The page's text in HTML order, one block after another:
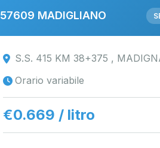
57609 MADIGLIANO
S.S. 415 KM 38+375 ,
Orario variabile
€0.669 / litro